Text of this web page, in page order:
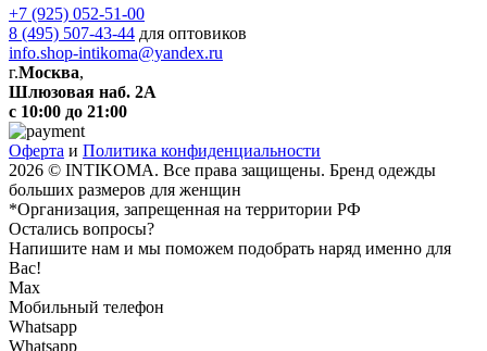
+7 (925) 052-51-00
8 (495) 507-43-44 для оптовиков
info.shop-intikoma@yandex.ru
г.Москва,
Шлюзовая наб. 2А
с 10:00 до 21:00
Оферта и Политика конфиденциальности
2026 © INTIKOMA. Все права защищены. Бренд одежды
больших размеров для женщин
*Организация, запрещенная на территории РФ
Остались вопросы?
Напишите нам и мы поможем подобрать наряд именно для
Вас!
Max
Мобильный телефон
Whatsapp
Whatsapp